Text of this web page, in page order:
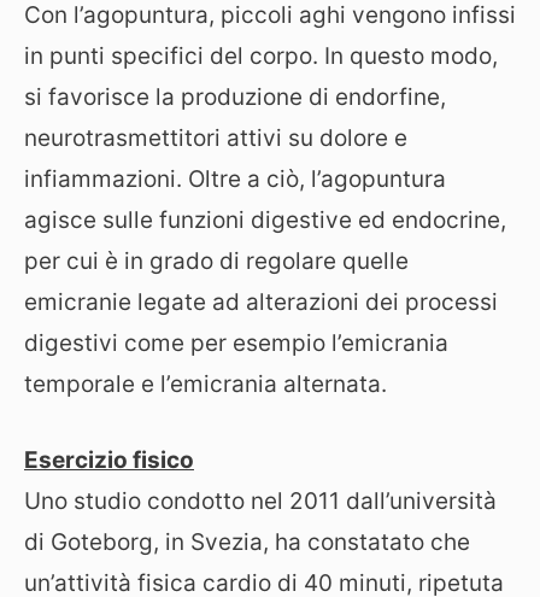
Con l’agopuntura, piccoli aghi vengono infissi
in punti specifici del corpo. In questo modo,
si favorisce la produzione di endorfine,
neurotrasmettitori attivi su dolore e
infiammazioni. Oltre a ciò, l’agopuntura
agisce sulle funzioni digestive ed endocrine,
per cui è in grado di regolare quelle
emicranie legate ad alterazioni dei processi
digestivi come per esempio l’emicrania
temporale e l’emicrania alternata.
Esercizio fisico
Uno studio condotto nel 2011 dall’università
di Goteborg, in Svezia, ha constatato che
un’attività fisica cardio di 40 minuti, ripetuta